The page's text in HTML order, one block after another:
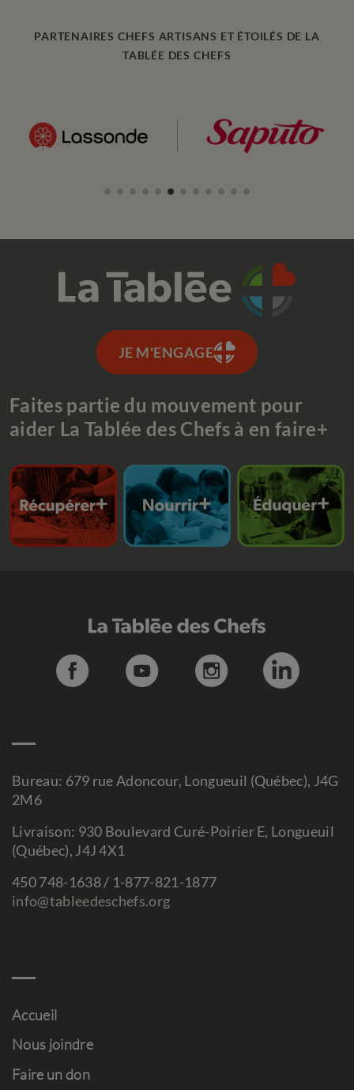
PARTENAIRES CHEFS ARTISANS ET ÉTOILÉS DE LA
TABLÉE DES CHEFS
JE M'ENGAGE
Faites partie du mouvement pour
aider La Tablée des Chefs à en faire+
Bureau: 679 rue Adoncour, Longueuil (Québec), J4G
2M6
Livraison: 930 Boulevard Curé-Poirier E, Longueuil
(Québec), J4J 4X1
450 748-1638 / 1-877-821-1877
info@tableedeschefs.org
Accueil
Nous joindre
Faire un don